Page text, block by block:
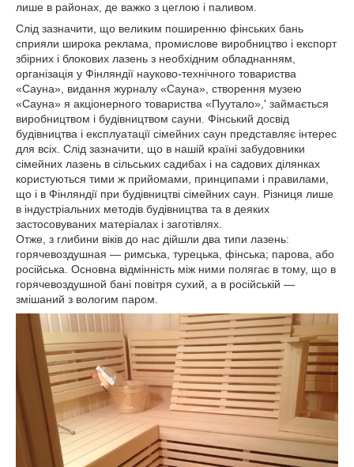
лише в районах, де важко з цеглою і паливом.
Слід зазначити, що великим поширенню фінських бань
сприяли широка реклама, промислове виробництво і експорт
збірних і блокових лазень з необхідним обладнанням,
організація у Фінляндії науково-технічного товариства
«Сауна», видання журналу «Сауна», створення музею
«Сауна» я акціонерного товариства «Пуутало»,' займається
виробництвом і будівництвом сауни. Фінський досвід
будівництва і експлуатації сімейних саун представляє інтерес
для всіх. Слід зазначити, що в нашій країні забудовники
сімейних лазень в сільських садибах і на садових ділянках
користуються тими ж прийомами, принципами і правилами,
що і в Фінляндії при будівництві сімейних саун. Різниця лише
в індустріальних методів будівництва та в деяких
застосовуваних матеріалах і заготівлях.
Отже, з глибини віків до нас дійшли два типи лазень:
горячевоздушная — римська, турецька, фінська; парова, або
російська. Основна відмінність між ними полягає в тому, що в
горячевоздушной бані повітря сухий, а в російській —
змішаний з вологим паром.